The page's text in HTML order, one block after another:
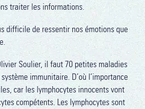
traiter les informations.
difficile de ressentir nos émotions que
Soulier, il faut 70 petites maladies
immunitaire. D’où l’importance
car les lymphocytes innocents vont
compétents. Les lymphocytes sont